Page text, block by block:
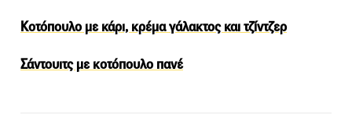
Κοτόπουλο με κάρι, κρέμα γάλακτος και τζίντζερ
Σάντουιτς με κοτόπουλο πανέ